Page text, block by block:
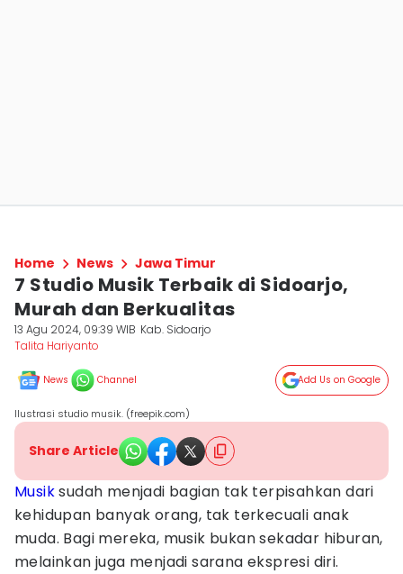
Home News Jawa Timur
7 Studio Musik Terbaik di Sidoarjo,
Murah dan Berkualitas
13 Agu 2024, 09:39 WIB Kab. Sidoarjo
Talita Hariyanto
News Channel Add Us on Google
Ilustrasi studio musik. (freepik.com)
Share Article
Musiksudah menjadi bagian tak terpisahkan dari
kehidupan banyak orang, tak terkecuali anak
muda. Bagi mereka, musik bukan sekadar hiburan,
melainkan juga menjadi sarana ekspresi diri.